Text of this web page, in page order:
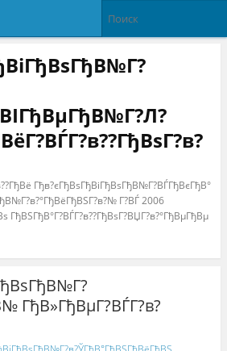
Гђв?єГђВѕГђВіГђВѕГђВ№Г?ВЃГђВєГђВ°
Г?ВЃ 2006
ГђВЅГђВ°Г?ВЃГ?в??ГђВѕГ?ВЏГ?в?°ГђВµГђВµ
ГђВ»ГђВµГ?ВЃГ?в?